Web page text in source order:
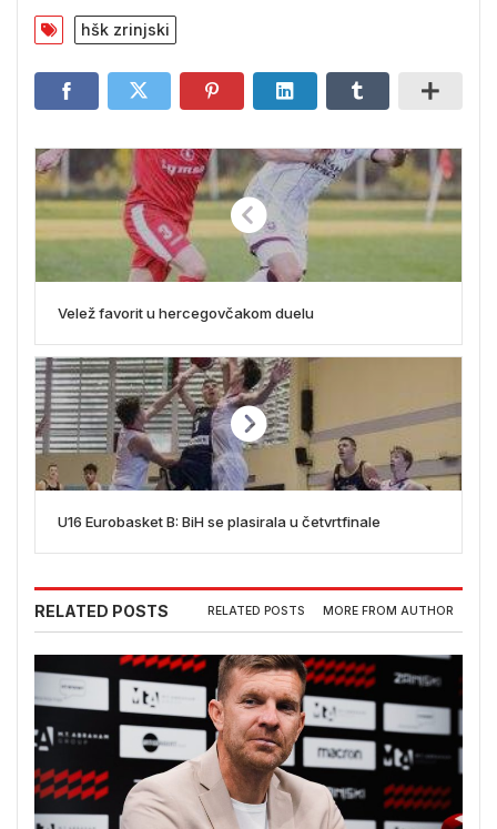
hšk zrinjski
Velež favorit u hercegovčakom duelu
U16 Eurobasket B: BiH se plasirala u četvrtfinale
RELATED POSTS RELATED POSTS MORE FROM AUTHOR